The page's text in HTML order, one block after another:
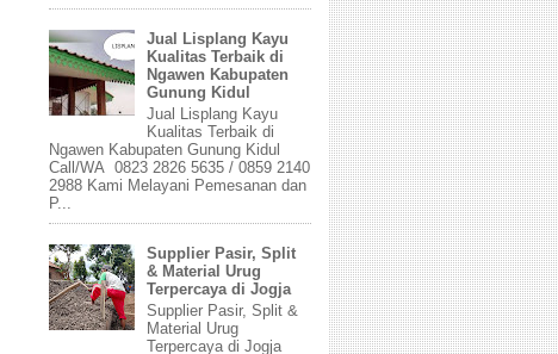
Jual Lisplang Kayu
Kualitas Terbaik di
Ngawen Kabupaten
Gunung Kidul
Jual Lisplang Kayu
Kualitas Terbaik di
Ngawen Kabupaten Gunung Kidul
Call/WA 0823 2826 5635 / 0859 2140
2988 Kami Melayani Pemesanan dan
P...
Supplier Pasir, Split
& Material Urug
Terpercaya di Jogja
Supplier Pasir, Split &
Material Urug
Terpercaya di Jogja